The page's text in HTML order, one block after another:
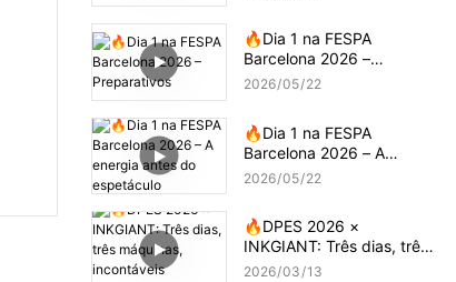
🔥Dia 1 na FESPA
Barcelona 2026 –
Preparativos
2026 05 22
🔥Dia 1 na FESPA
Barcelona 2026 – A
energia antes do
2026 05 22
🔥DPES 2026 ×
INKGIANT: Três dias, três
máquinas, incontáveis ​​
2026 03 13